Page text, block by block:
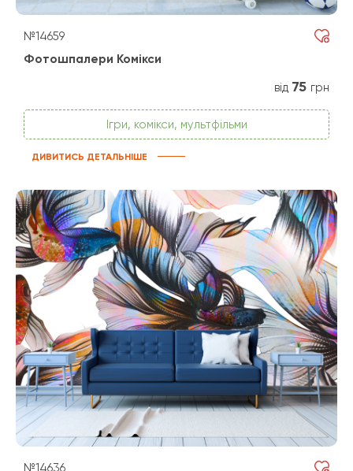
№14659
Фотошпалери Комікси
від 75 грн
Ігри, комікси, мультфільми
ДИВИТИСЬ ДЕТАЛЬНІШЕ